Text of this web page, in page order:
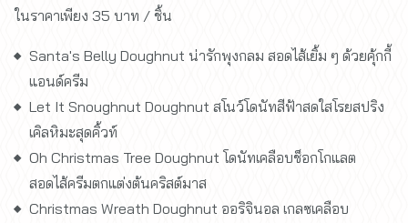
ในราคาเพียง 35 บาท / ชิ้น
Santa's Belly Doughnut น่ารักพุงกลม สอดไส้เยิ้ม ๆ ด้วยคุ้กกี้
แอนด์ครีม
Let It Snoughnut Doughnut สโนว์โดนัทสีฟ้าสดใสโรยสปริง
เคิลหิมะสุดคิ้วท์
Oh Christmas Tree Doughnut โดนัทเคลือบช็อกโกแลต
สอดไส้ครีมตกแต่งต้นคริสต์มาส
Christmas Wreath Doughnut ออริจินอล เกลซเคลือบ